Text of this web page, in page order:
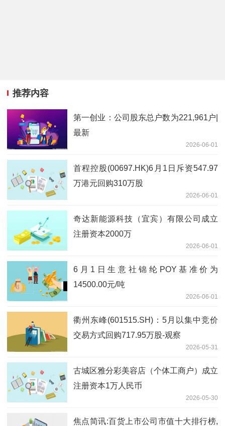
推荐内容
第一创业：公司股东总户数为221,961户|
最新
2026-06-01
首程控股(00697.HK)6月1日斥资547.97
万港元回购310万股
2026-06-01
奇达新能源科技（宜宾）有限公司成立
注册资本2000万
2026-06-01
6月1日生意社锦纶POY基准价为
14500.00元/吨
2026-06-01
衢州东峰(601515.SH)：5月以集中竞价
交易方式回购717.95万股-观察
2026-05-31
古城区雅分彩美容店（个体工商户）成立
注册资本1万人民币
2026-05-30
焦点简讯:百货上市公司市值十大排行榜,